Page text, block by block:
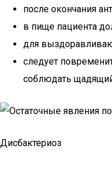
после окончания
в пище пациента
для
следует
соблюдать
Дисбактериоз